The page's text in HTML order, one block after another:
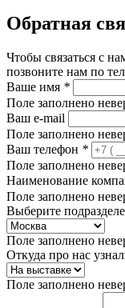
Обратная
Чтобы связаться с
позвоните нам по
Ваше имя *
Поле заполнено
Ваш e-mail
Поле заполнено
Ваш телефон *
Поле заполнено
Наименование
Поле заполнено
Выберите
Поле заполнено
Откуда про нас
Поле заполнено